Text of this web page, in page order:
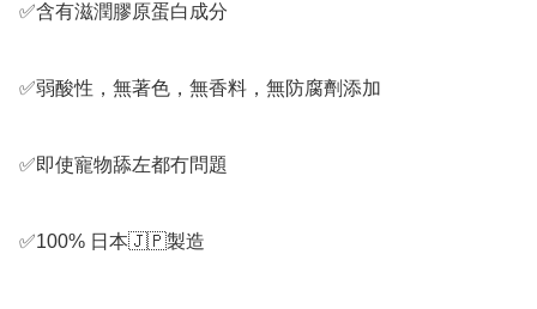
✅含有滋潤膠原蛋白成分
✅弱酸性，無著色，無香料，無防腐劑添加
✅即使寵物舔左都冇問題
✅100% 日本🇯🇵製造